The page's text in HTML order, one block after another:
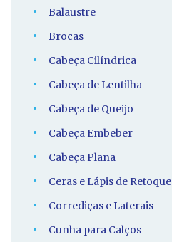
Balaustre
Brocas
Cabeça Cilíndrica
Cabeça de Lentilha
Cabeça de Queijo
Cabeça Embeber
Cabeça Plana
Ceras e Lápis de Retoque
Corrediças e Laterais
Cunha para Calços